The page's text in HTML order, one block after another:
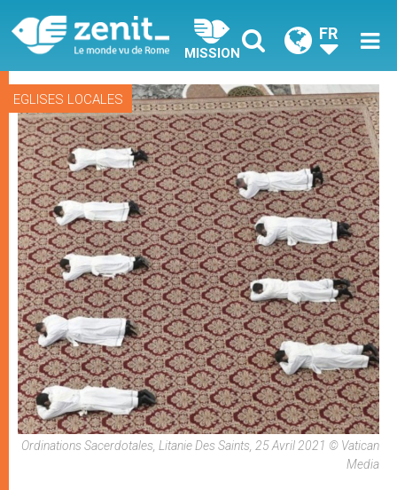
MISSION
FR
EGLISES LOCALES
Ordinations Sacerdotales, Litanie Des Saints, 25 Avril 2021 © Vatican
Media